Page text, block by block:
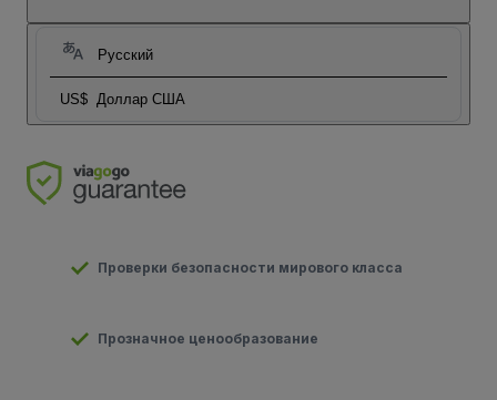
Русский
US$ Доллар США
Проверки безопасности мирового класса
Прозначное ценообразование